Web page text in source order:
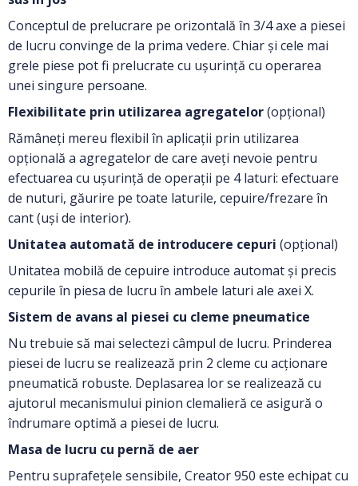
Conceptul de prelucrare pe orizontală în 3/4 axe a piesei
de lucru convinge de la prima vedere. Chiar și cele mai
grele piese pot fi prelucrate cu ușurință cu operarea
unei singure persoane.
Flexibilitate prin utilizarea agregatelor(opțional)
Rămâneți mereu flexibil în aplicații prin utilizarea
opțională a agregatelor de care aveţi nevoie pentru
efectuarea cu uşurinţă de operaţii pe 4 laturi: efectuare
de nuturi, găurire pe toate laturile, cepuire/frezare în
cant (uşi de interior).
Unitatea automată de introducere cepuri (opțional)
Unitatea mobilă de cepuire introduce automat și precis
cepurile în piesa de lucru în ambele laturi ale axei X.
Sistem de avans al piesei cu cleme pneumatice
Nu trebuie să mai selectezi câmpul de lucru. Prinderea
piesei de lucru se realizează prin 2 cleme cu acționare
pneumatică robuste. Deplasarea lor se realizează cu
ajutorul mecanismului pinion clemalieră ce asigură o
îndrumare optimă a piesei de lucru.
Masa de lucru cu pernă de aer
Pentru suprafețele sensibile, Creator 950 este echipat cu